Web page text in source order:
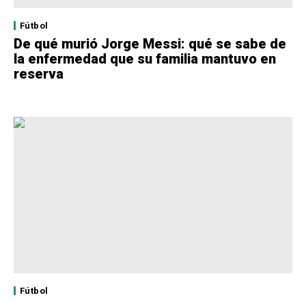
Fútbol
De qué murió Jorge Messi: qué se sabe de
la enfermedad que su familia mantuvo en
reserva
Fútbol